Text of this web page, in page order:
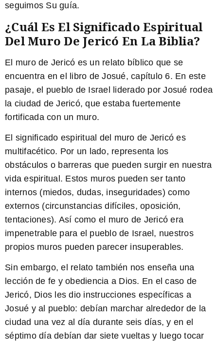
seguimos Su guía.
¿Cuál Es El Significado Espiritual
Del Muro De Jericó En La Biblia?
El muro de Jericó es un relato bíblico que se
encuentra en el libro de Josué, capítulo 6. En este
pasaje, el pueblo de Israel liderado por Josué rodea
la ciudad de Jericó, que estaba fuertemente
fortificada con un muro.
El significado espiritual del muro de Jericó es
multifacético. Por un lado, representa los
obstáculos o barreras que pueden surgir en nuestra
vida espiritual. Estos muros pueden ser tanto
internos (miedos, dudas, inseguridades) como
externos (circunstancias difíciles, oposición,
tentaciones). Así como el muro de Jericó era
impenetrable para el pueblo de Israel, nuestros
propios muros pueden parecer insuperables.
Sin embargo, el relato también nos enseña una
lección de fe y obediencia a Dios. En el caso de
Jericó, Dios les dio instrucciones específicas a
Josué y al pueblo: debían marchar alrededor de la
ciudad una vez al día durante seis días, y en el
séptimo día debían dar siete vueltas y luego tocar